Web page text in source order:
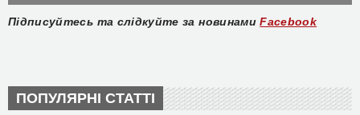
Підписуйтесь та слідкуйте за новинами Facebook
ПОПУЛЯРНІ СТАТТІ